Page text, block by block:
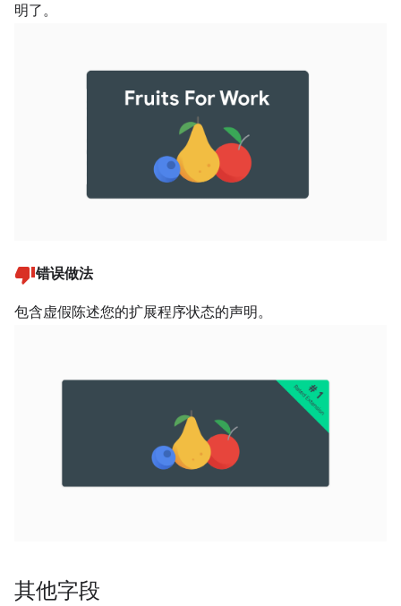
明了。
错误做法
包含虚假陈述您的扩展程序状态的声明。
其他字段